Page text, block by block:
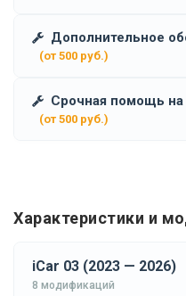
Дополнительное
(от 500 руб.)
Срочная помощь на
(от 500 руб.)
Характеристики и
iCar 03 (2023 — 2026)
8 модификаций